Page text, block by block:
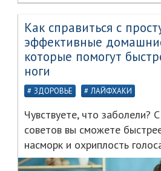
Как справиться с
эффективные
которые помогут
ноги
ЗДОРОВЬЕ ЛАЙФХАКИ
Чувствуете, что заболели?
советов вы сможете
насморк и охриплость